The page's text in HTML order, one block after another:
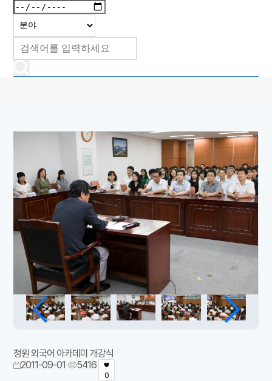
청원 외국어 아카데미 개강식
2011-09-01
5416
0